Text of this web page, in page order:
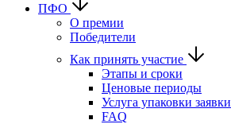
ПФО
О премии
Победители
Как принять участие
Этапы и сроки
Ценовые периоды
Услуга упаковки заявки
FAQ